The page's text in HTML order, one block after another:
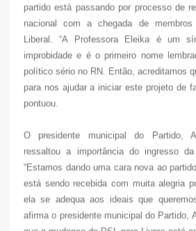
partido está passando por processo de
nacional com a chegada de
Liberal. “A Professora Eleika é um
improbidade e é o primeiro nome
político sério no RN. Então, acreditamos
para nos ajudar a iniciar este projeto de
pontuou.
O presidente municipal do Partido,
ressaltou a importância do ingresso
“Estamos dando uma cara nova ao
está sendo recebida com muita alegria
ela se adequa aos ideais que
afirma o presidente municipal do Partido,